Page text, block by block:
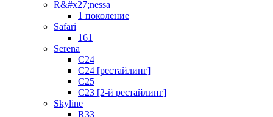
R&#x27;nessa
1 поколение
Safari
161
Serena
C24
C24 [рестайлинг]
C25
С23 [2-й рестайлинг]
Skyline
R33